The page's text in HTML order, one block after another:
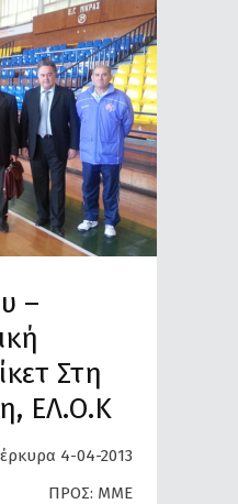
–
Στη
ΕΛ.Ο.Κ
4-04-2013
ΠΡΟΣ: ΜΜΕ